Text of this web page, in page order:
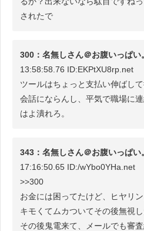
されたで
300：名無しさん＠お腹いっぱ
13:58:58.76 ID:EKPtXU8rp.net
ツールはちょっと支払い伸ばし
会話にならんし、平気で職場に連
はよ潰れろ。
343：名無しさん＠お腹いっぱ
17:16:50.65 ID:/wYbo0YHa.net
>>300
お金には困ってたけど、ヒヤリ
キモくてムカついてその後無視し
その後鬼電来て、メールでも審